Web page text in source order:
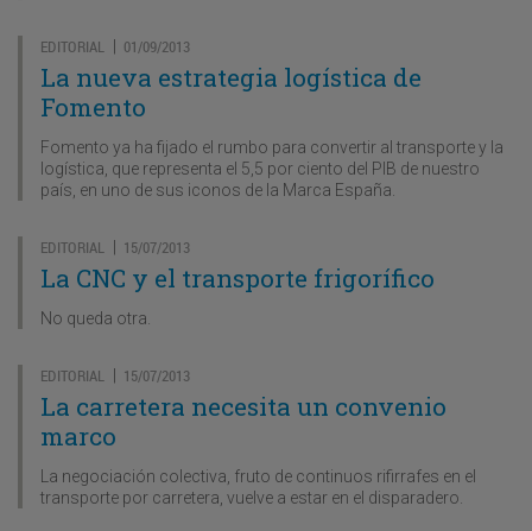
EDITORIAL | 01/09/2013
La nueva estrategia logística de
Fomento
Fomento ya ha fijado el rumbo para convertir al transporte y la
logística, que representa el 5,5 por ciento del PIB de nuestro
país, en uno de sus iconos de la Marca España.
EDITORIAL | 15/07/2013
La CNC y el transporte frigorífico
No queda otra.
EDITORIAL | 15/07/2013
La carretera necesita un convenio
marco
La negociación colectiva, fruto de continuos rifirrafes en el
transporte por carretera, vuelve a estar en el disparadero.